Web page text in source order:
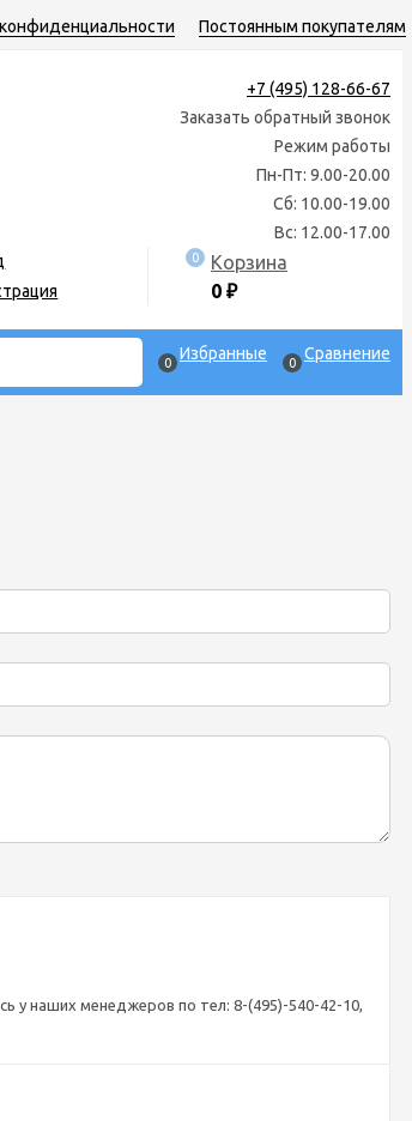
Постоянным покупателям
+7 (495) 128-66-67
Заказать обратный звонок
Режим работы
Пн-Пт: 9.00-20.00
Сб: 10.00-19.00
Вс: 12.00-17.00
0
Корзина
0 ₽
0 Избранные 0 Сравнение
у наших менеджеров по тел: 8-(495)-540-42-10,